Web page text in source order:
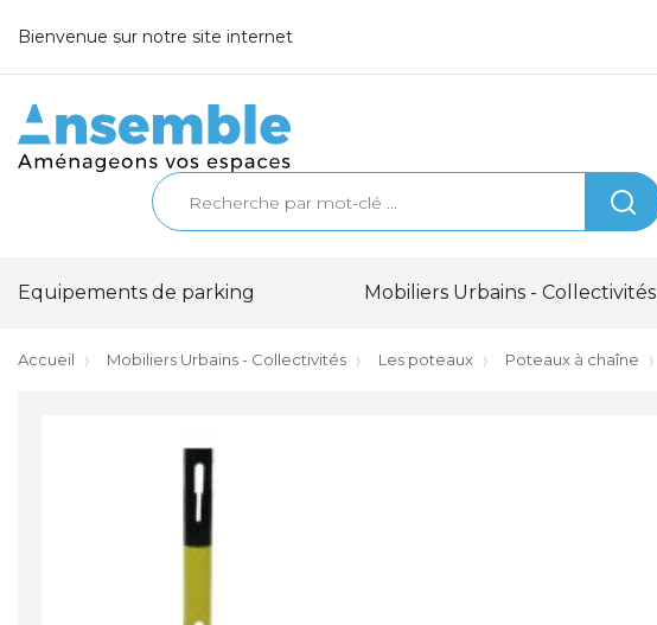
Bienvenue sur notre site internet
Equipements de parking Mobiliers Urbains - Collectivités
Accueil Mobiliers Urbains - Collectivités Les poteaux Poteaux à chaîne